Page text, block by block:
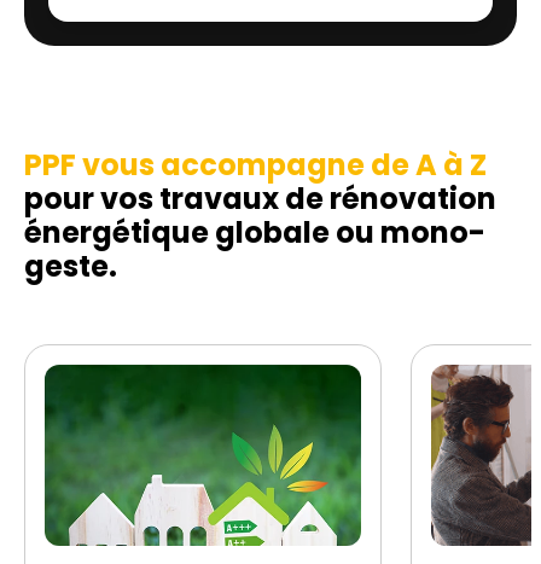
PPF vous accompagne de A à Z
pour vos travaux de rénovation
énergétique globale ou mono-
geste.